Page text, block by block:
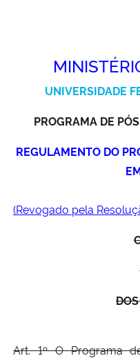
Ministério da Cidadania
Ministério da Saúde
Ministério da Ciência, Tecnologia,
Ministério do Meio Ambiente
Ministério do Desenvolvimento
Ministério da Mulher, da Família e
UNIVERSIDADE
PROGRAMA DE
REGULAMENTO DO
(Revogado pela
Art. 1º O Programa